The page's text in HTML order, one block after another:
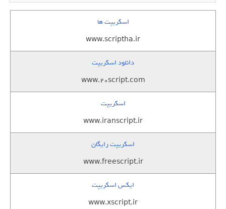
اسکریپت ها
www.scriptha.ir
دانلود اسکریپت
www.20script.com
اسکریپت
www.iranscript.ir
اسکریپت رایگان
www.freescript.ir
ایکس اسکریپت
www.xscript.ir